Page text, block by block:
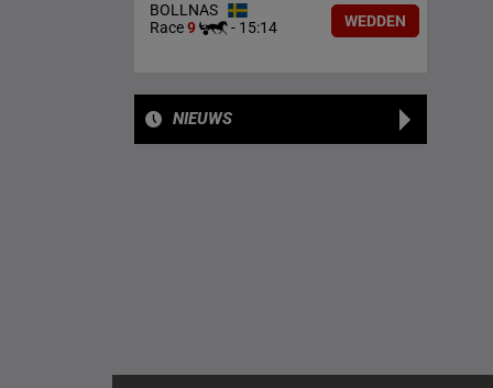
BOLLNAS
Race9 - 15:14 WEDDEN
NIEUWS